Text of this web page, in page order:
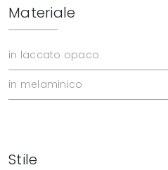
Materiale
in laccato opaco
in melaminico
Stile